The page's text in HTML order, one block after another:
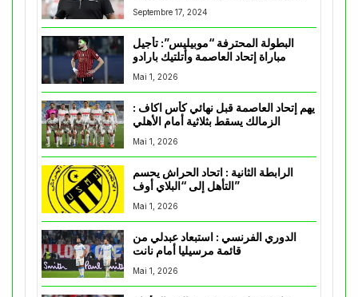
Septembre 17, 2024
البطولة المحترفة “موبيليس”: تأجيل
مباراة إتحاد العاصمة وأتلتيك بارادو
Mai 1, 2026
يهم إتحاد العاصمة قبل نهائي كأس اكاف :
Mai 1, 2026
الرابطة الثانية : اتحاد الحراش يحسم
التأهل إلى “البلاي أوف”
Mai 1, 2026
الدوري الفرنسي : استبعاد عبدلي من
قائمة مرسيليا أمام نانت
Mai 1, 2026